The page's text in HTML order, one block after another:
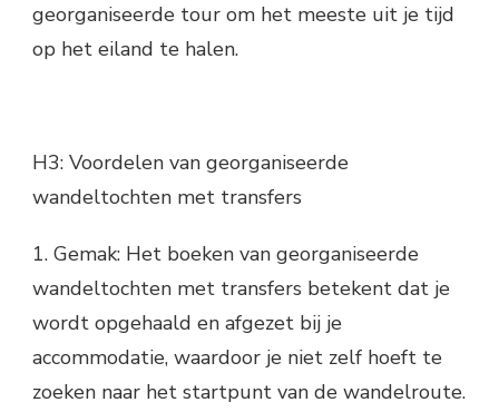
georganiseerde tour om het meeste uit je tijd
op het eiland te halen.
H3: Voordelen van georganiseerde
wandeltochten met transfers
1. Gemak: Het boeken van georganiseerde
wandeltochten met transfers betekent dat je
wordt opgehaald en afgezet bij je
accommodatie, waardoor je niet zelf hoeft te
zoeken naar het startpunt van de wandelroute.